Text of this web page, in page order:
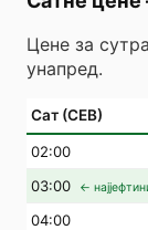
Цене за
унапред.
Сат (СЕВ)
02:00
03:00 ←
04:00